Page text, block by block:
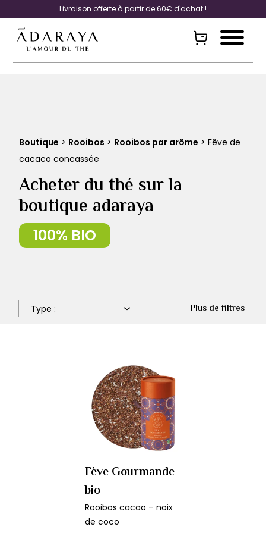
Livraison offerte à partir de 60€ d'achat !
Boutique > Rooibos > Rooibos par arôme > Fêve de
cacaco concassée
Acheter du thé sur la
boutique adaraya
Plus de filtres
Fève Gourmande
bio
Rooibos cacao – noix
de coco